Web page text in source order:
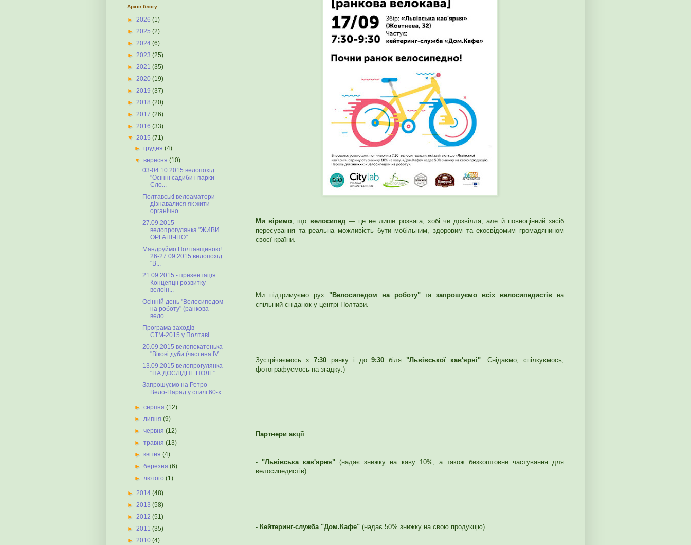
Ми віримо , що велосипед— це не лише розвага, хобі чи дозвілля, але й повноцінний засіб
пересування та реальна можливість бути мобільним, здоровим та екосвідомим громадянином
своєї країни.
Ми підтримуємо рух "Велосипедом на роботу"тазапрошуємо всіх велосипедистів на
спільний сніданок у центрі Полтави.
Зустрічаємось з 7:30ранку і до9:30 біля "Львівської кав'ярні" . Снідаємо, спілкуємось,
фотографуємось на згадку:)
Партнери акції:
- "Львівська кав'ярня" (надає знижку на каву 10%, а також безкоштовне частування для
велосипедистів)
- Кейтеринг-служба "Дом.Кафе" (надає 50% знижку на свою продукцію)
Архів блогу
► 2026 (1)
► 2025 (2)
► 2024 (6)
► 2023 (25)
► 2021 (35)
► 2020 (19)
► 2019 (37)
► 2018 (20)
► 2017 (26)
► 2016 (33)
▼ 2015 (71)
►грудня(4)
▼вересня(10)
03-04.10.2015 велопохід
"Осінні садиби і парки
Сло...
Полтавські велоаматори
дізнавалися як жити
органічно
27.09.2015 -
велопрогулянка "ЖИВИ
ОРГАНІЧНО"
Мандруймо Полтавщиною!:
26-27.09.2015 велопохід
"В...
21.09.2015 - презентація
Концепції розвитку
велоін...
Осінній день "Велосипедом
на роботу" (ранкова
вело...
Програма заходів
ЄТМ-2015 у Полтаві
20.09.2015 велопокатенька
"Вікові дуби (частина IV...
13.09.2015 велопрогулянка
"НА ДОСЛІДНЕ ПОЛЕ"
Запрошуємо на Ретро-
Вело-Парад у стилі 60-х
►серпня(12)
►липня(9)
►червня(12)
►травня(13)
►квітня(4)
►березня(6)
►лютого(1)
► 2014 (48)
► 2013 (58)
► 2012 (51)
► 2011 (35)
► 2010 (4)